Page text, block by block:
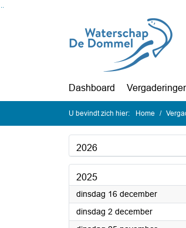
Dashboard
U bevindt zich hier: Home
2026
2025
dinsdag 16 december2025
dinsdag 2 december2025